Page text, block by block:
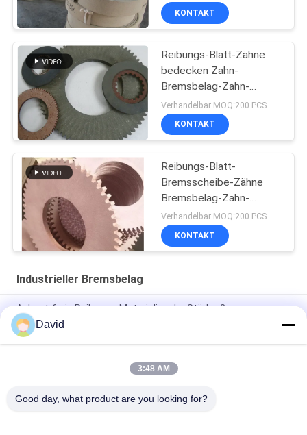
KONTAKT
Reibungs-Blatt-Zähne
bedecken Zahn-
Bremsbelag-Zahn-
Disketten-Zahn-
Reibbelag
Verhandelbar MOQ:200 PCS
KONTAKT
Reibungs-Blatt-
Bremsscheibe-Zähne
Bremsbelag-Zahn-
Disketten-Zahn-
Reibbelag
Verhandelbar MOQ:200 PCS
KONTAKT
Industrieller Bremsbelag
Asbest-freie Reibungs-Materialien der Stärke-3mm
Mechanische Presse-Maschinen-Öl-Widerstand-industrieller
Bremsbelag
Flexible industrielle Reibungs-Materialien für Hebewinden-
David
3:48 AM
Good day, what product are you looking for?